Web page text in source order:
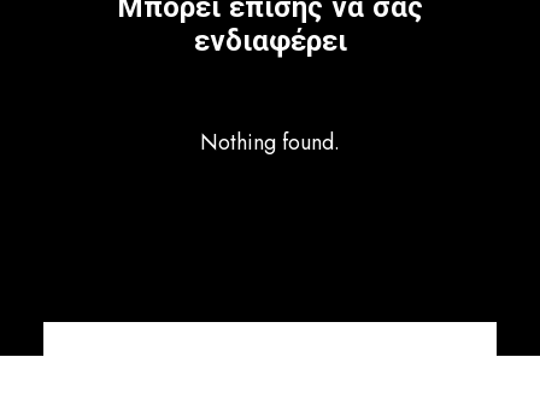
ενδιαφέρει
Nothing found.